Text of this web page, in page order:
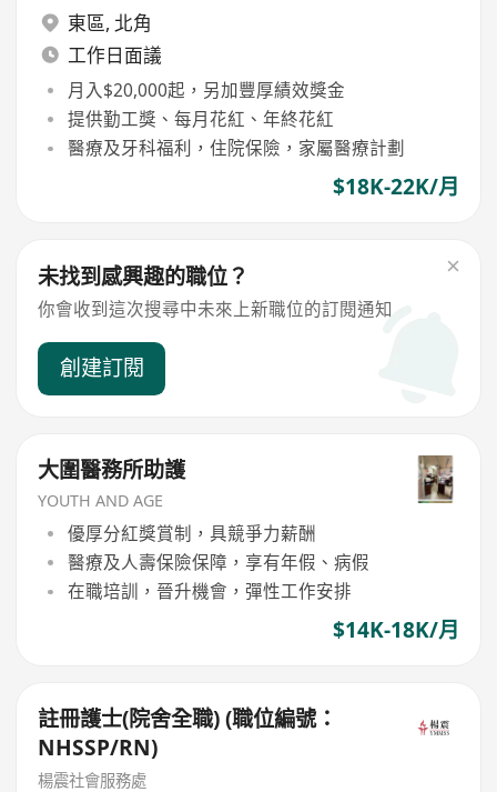
東區, 北角
工作日面議
月入$20,000起，另加豐厚績效獎金
提供勤工獎、每月花紅、年終花紅
醫療及牙科福利，住院保險，家屬醫療計劃
$18K-22K/月
未找到感興趣的職位？
你會收到這次搜尋中未來上新職位的訂閱通知
創建訂閱
大圍醫務所助護
YOUTH AND AGE
優厚分紅獎賞制，具競爭力薪酬
醫療及人壽保險保障，享有年假、病假
在職培訓，晉升機會，彈性工作安排
$14K-18K/月
註冊護士(院舍全職) (職位編號：
NHSSP/RN)
楊震社會服務處